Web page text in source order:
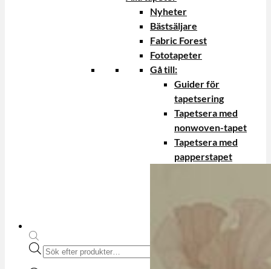
Produktsökning
Nyheter
Bästsäljare
Fabric Forest
Fototapeter
Gå till:
Guider för
tapetsering
Tapetsera med
nonwoven-tapet
Tapetsera med
papperstapet